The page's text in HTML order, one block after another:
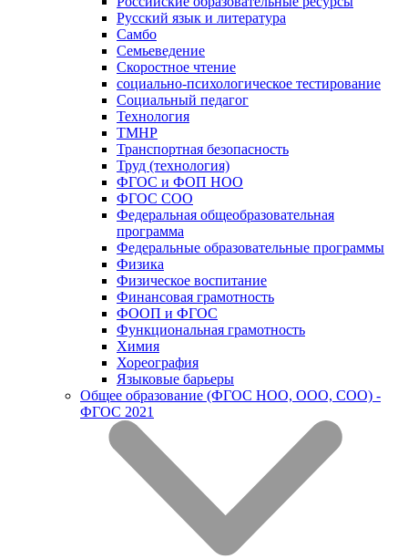
Русский язык и литература
Самбо
Семьеведение
Скоростное чтение
социально-психологическое тестирование
Социальный педагог
Технология
ТМНР
Транспортная безопасность
Труд (технология)
ФГОС и ФОП НОО
ФГОС СОО
Федеральная общеобразовательная
программа
Федеральные образовательные программы
Физика
Физическое воспитание
Финансовая грамотность
ФООП и ФГОС
Функциональная грамотность
Химия
Хореография
Языковые барьеры
Общее образование (ФГОС НОО, ООО, СОО) -
ФГОС 2021